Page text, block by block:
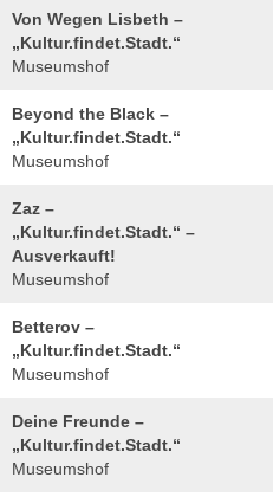
Von Wegen Lisbeth –
„Kultur.findet.Stadt.“
Museumshof
Beyond the Black –
„Kultur.findet.Stadt.“
Museumshof
Zaz –
„Kultur.findet.Stadt.“ –
Ausverkauft!
Museumshof
Betterov –
„Kultur.findet.Stadt.“
Museumshof
Deine Freunde –
„Kultur.findet.Stadt.“
Museumshof